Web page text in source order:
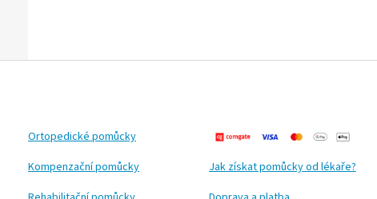
Ortopedické pomůcky
Kompenzační pomůcky
Jak získat pomůcky od lékaře?